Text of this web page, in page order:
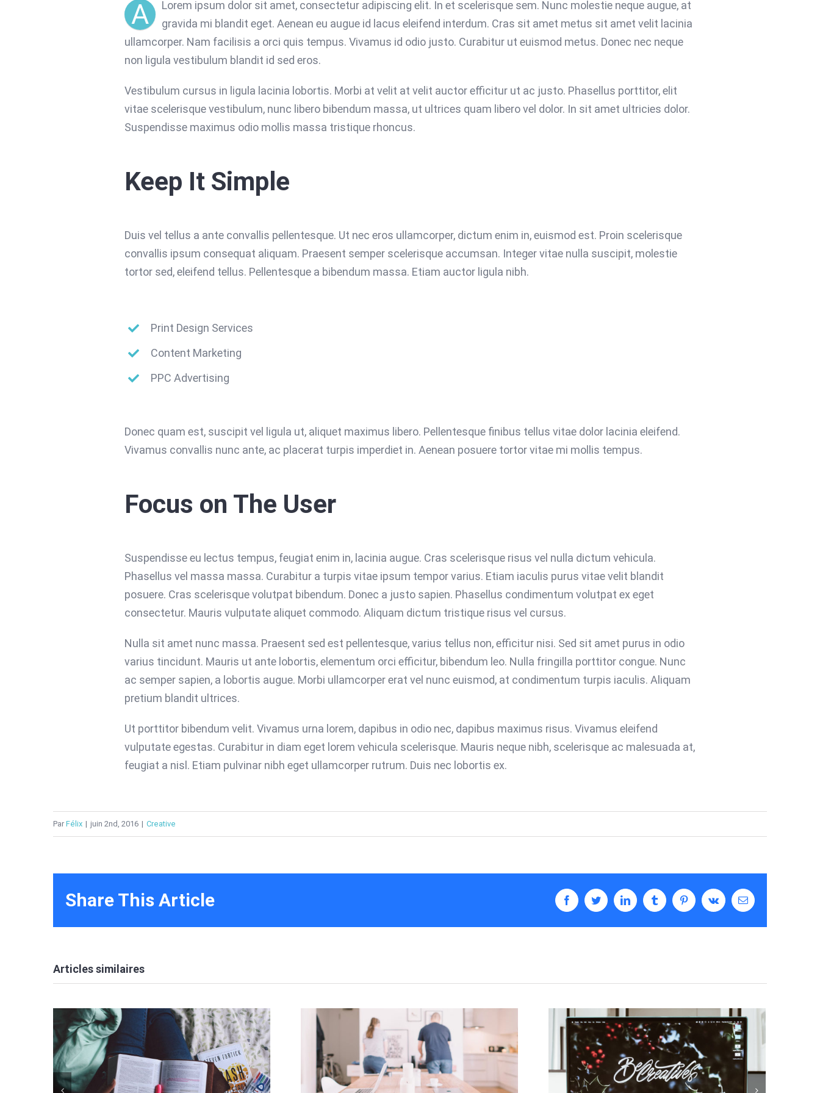
A
Lorem ipsum dolor sit amet, consectetur adipiscing elit. In et scelerisque sem. Nunc molestie neque augue, at
gravida mi blandit eget. Aenean eu augue id lacus eleifend interdum. Cras sit amet metus sit amet velit lacinia
ullamcorper. Nam facilisis a orci quis tempus. Vivamus id odio justo. Curabitur ut euismod metus. Donec nec neque
non ligula vestibulum blandit id sed eros.
Vestibulum cursus in ligula lacinia lobortis. Morbi at velit at velit auctor efficitur ut ac justo. Phasellus porttitor, elit
vitae scelerisque vestibulum, nunc libero bibendum massa, ut ultrices quam libero vel dolor. In sit amet ultricies dolor.
Suspendisse maximus odio mollis massa tristique rhoncus.
Keep It Simple
Duis vel tellus a ante convallis pellentesque. Ut nec eros ullamcorper, dictum enim in, euismod est. Proin scelerisque
convallis ipsum consequat aliquam. Praesent semper scelerisque accumsan. Integer vitae nulla suscipit, molestie
tortor sed, eleifend tellus. Pellentesque a bibendum massa. Etiam auctor ligula nibh.
Print Design Services
Content Marketing
PPC Advertising
Donec quam est, suscipit vel ligula ut, aliquet maximus libero. Pellentesque finibus tellus vitae dolor lacinia eleifend.
Vivamus convallis nunc ante, ac placerat turpis imperdiet in. Aenean posuere tortor vitae mi mollis tempus.
Focus on The User
Suspendisse eu lectus tempus, feugiat enim in, lacinia augue. Cras scelerisque risus vel nulla dictum vehicula.
Phasellus vel massa massa. Curabitur a turpis vitae ipsum tempor varius. Etiam iaculis purus vitae velit blandit
posuere. Cras scelerisque volutpat bibendum. Donec a justo sapien. Phasellus condimentum volutpat ex eget
consectetur. Mauris vulputate aliquet commodo. Aliquam dictum tristique risus vel cursus.
Nulla sit amet nunc massa. Praesent sed est pellentesque, varius tellus non, efficitur nisi. Sed sit amet purus in odio
varius tincidunt. Mauris ut ante lobortis, elementum orci efficitur, bibendum leo. Nulla fringilla porttitor congue. Nunc
ac semper sapien, a lobortis augue. Morbi ullamcorper erat vel nunc euismod, at condimentum turpis iaculis. Aliquam
pretium blandit ultrices.
Ut porttitor bibendum velit. Vivamus urna lorem, dapibus in odio nec, dapibus maximus risus. Vivamus eleifend
vulputate egestas. Curabitur in diam eget lorem vehicula scelerisque. Mauris neque nibh, scelerisque ac malesuada at,
feugiat a nisl. Etiam pulvinar nibh eget ullamcorper rutrum. Duis nec lobortis ex.
Par Félix | juin 2nd, 2016 | Creative
Share This Article FacebookTwitterLinkedIn Tumblr PinterestVk Email
Articles similaires